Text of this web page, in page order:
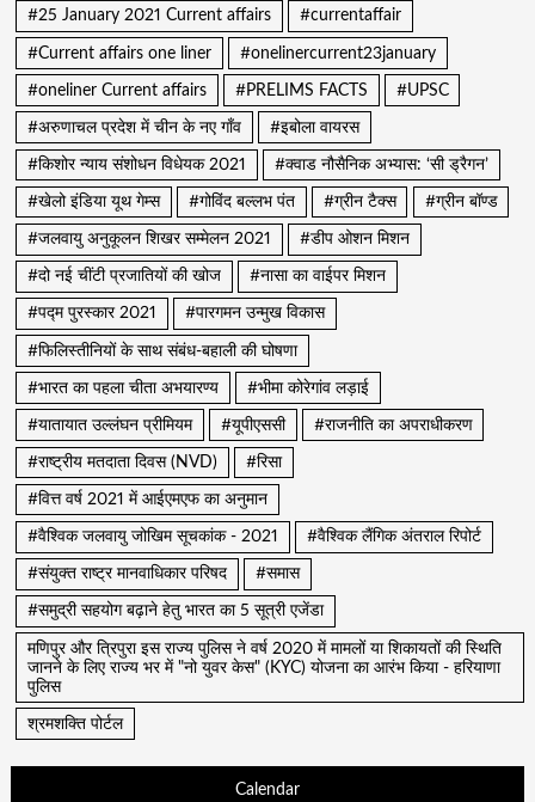
#25 January 2021 Current affairs #currentaffair
#Current affairs one liner #onelinercurrent23january
#oneliner Current affairs #PRELIMS FACTS #UPSC
#अरुणाचल प्रदेश में चीन के नए गाँव #इबोला वायरस
#किशोर न्याय संशोधन विधेयक 2021 #क्वाड नौसैनिक अभ्यास: ‘सी ड्रैगन’
#खेलो इंडिया यूथ गेम्स #गोविंद बल्लभ पंत #ग्रीन टैक्स #ग्रीन बॉण्ड
#जलवायु अनुकूलन शिखर सम्मेलन 2021 #डीप ओशन मिशन
#दो नई चींटी प्रजातियों की खोज #नासा का वाईपर मिशन
#पद्म पुरस्कार 2021 #पारगमन उन्मुख विकास
#फिलिस्तीनियों के साथ संबंध-बहाली की घोषणा
#भारत का पहला चीता अभयारण्य #भीमा कोरेगांव लड़ाई
#यातायात उल्लंघन प्रीमियम #यूपीएससी #राजनीति का अपराधीकरण
#राष्ट्रीय मतदाता दिवस (NVD) #रिसा
#वित्त वर्ष 2021 में आईएमएफ का अनुमान
#वैश्विक जलवायु जोखिम सूचकांक - 2021 #वैश्विक लैंगिक अंतराल रिपोर्ट
#संयुक्त राष्ट्र मानवाधिकार परिषद #समास
#समुद्री सहयोग बढ़ाने हेतु भारत का 5 सूत्री एजेंडा
मणिपुर और त्रिपुरा इस राज्य पुलिस ने वर्ष 2020 में मामलों या शिकायतों की स्थिति
जानने के लिए राज्य भर में "नो युवर केस" (KYC) योजना का आरंभ किया - हरियाणा
पुलिस
श्रमशक्ति पोर्टल
Calendar